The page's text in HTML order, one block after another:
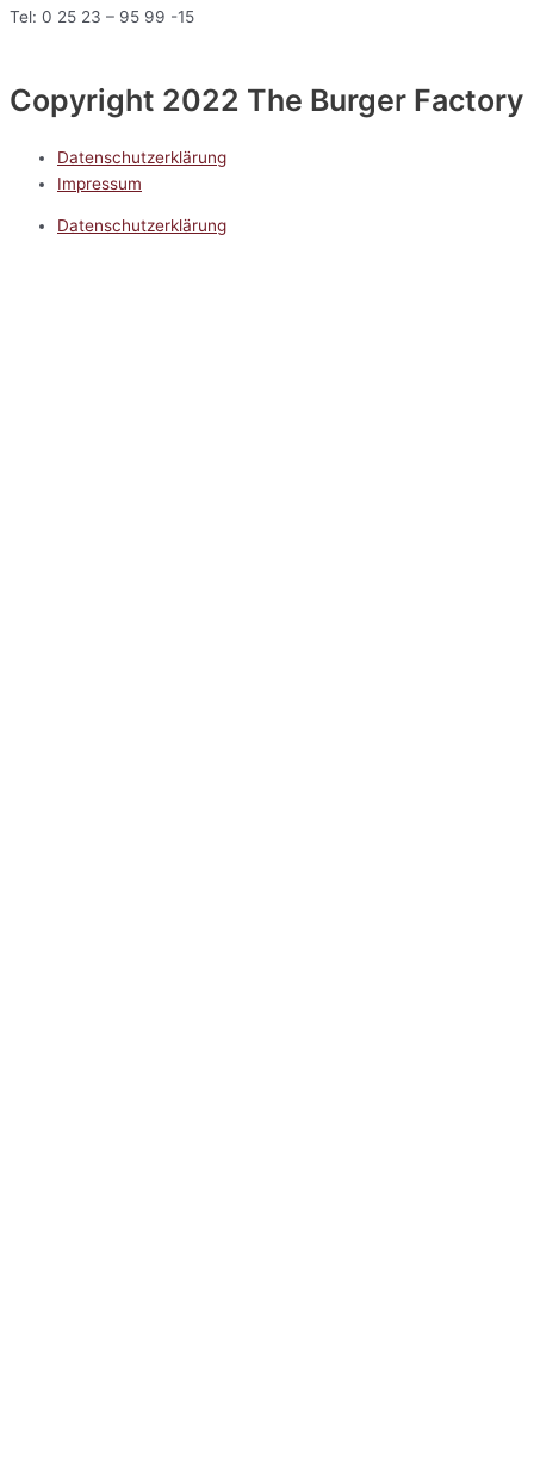
Tel: 0 25 23 – 95 99 -15
Copyright 2022 The Burger Factory
Datenschutzerklärung
Impressum
Datenschutzerklärung